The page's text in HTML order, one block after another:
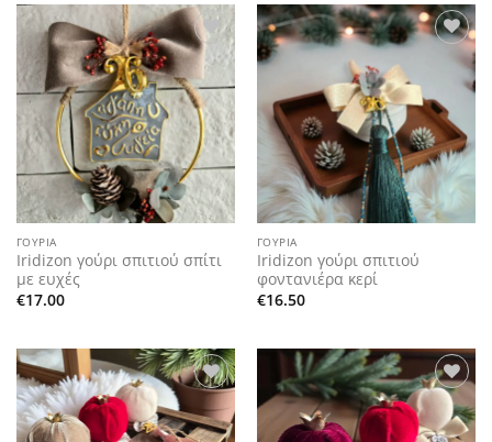
Add to
wishlist
ΓΟΎΡΙΑ
Iridizon γούρι σπιτιού σπίτι
με ευχές
€17.00
ΓΟΎΡΙΑ
Iridizon γούρι σπιτιού
φοντανιέρα κερί
€16.50
wishlist
Add to
wishlist